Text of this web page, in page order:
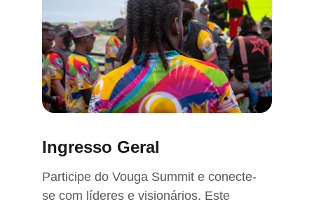
Ingresso Geral
Participe do Vouga Summit e conecte-
se com líderes e visionários. Este